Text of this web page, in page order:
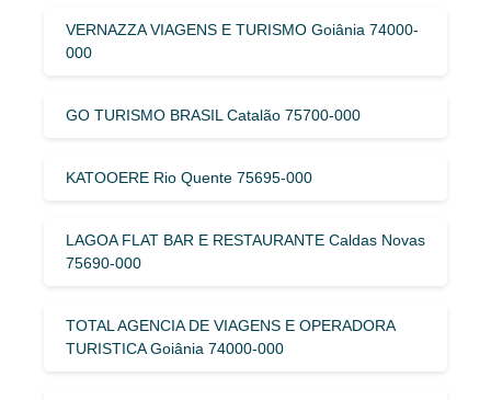
VERNAZZA VIAGENS E TURISMO Goiânia 74000-
000
GO TURISMO BRASIL Catalão 75700-000
KATOOERE Rio Quente 75695-000
LAGOA FLAT BAR E RESTAURANTE Caldas Novas
75690-000
TOTAL AGENCIA DE VIAGENS E OPERADORA
TURISTICA Goiânia 74000-000